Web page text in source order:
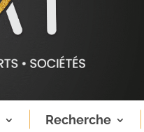
Recherche